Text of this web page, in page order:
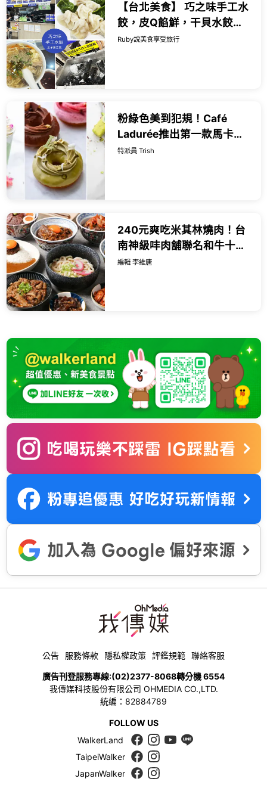
【台北美食】 巧之味手工水
餃，皮Q餡鮮，干貝水餃都
值得一試，酸辣湯也很推薦
Ruby說美食享受旅行
粉綠色美到犯規！Café
Ladurée推出第一款馬卡龍
甜甜圈，日本第二間分店進
特派員 Trish
240元爽吃米其林燒肉！台
南神級㕩肉舖聯名和牛十図
進駐台北大安區，搶攻必吃
編輯 李維唐
公告 服務條款 隱私權政策 評鑑規範 聯絡客服
廣告刊登服務專線:(02)2377-8068轉分機 6554
我傳媒科技股份有限公司 OHMEDIA CO.,LTD.
統編：82884789
FOLLOW US
WalkerLand
TaipeiWalker
JapanWalker